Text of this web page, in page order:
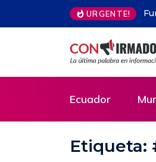
URGENTE!
asesinado en ataque armado
Ecuador
Etiqueta: